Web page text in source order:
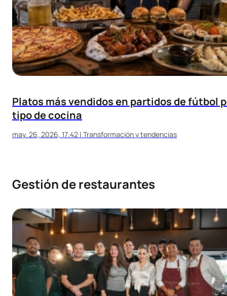
Platos más vendidos en partidos de fútbol
tipo de cocina
may. 26, 2026, 17:42 | Transformación y tendencias
Gestión de restaurantes